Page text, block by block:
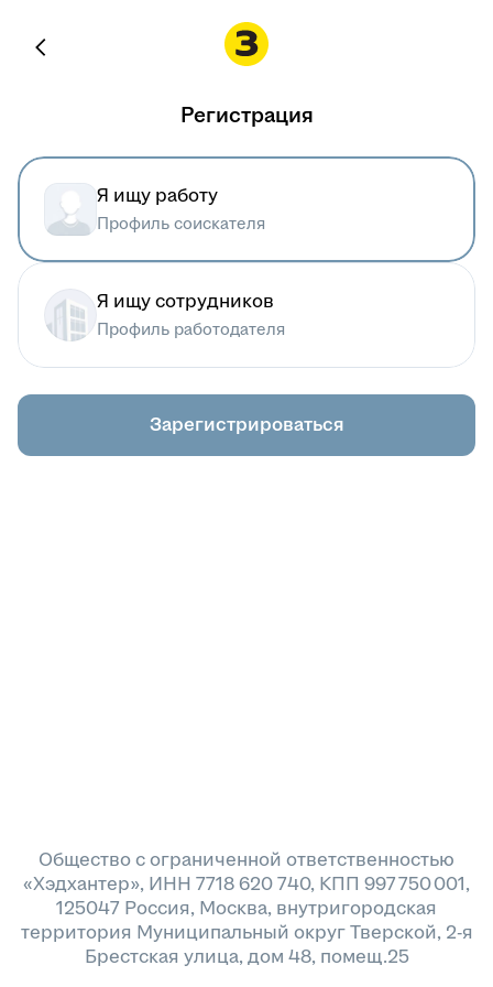
Регистрация
Я ищу работу
Профиль соискателя
Я ищу сотрудников
Профиль работодателя
Зарегистрироваться
Общество с ограниченной ответственностью
«Хэдхантер», ИНН 7718 620 740, КПП 997 750 001,
125047 Россия, Москва, внутригородская
территория Муниципальный округ Тверской, 2-я
Брестская улица, дом 48, помещ.25